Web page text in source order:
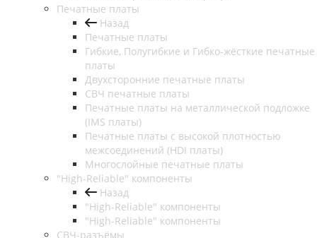
Печатные платы
Назад
Печатные платы
Гибкие, Полугибкие и Гибко-жёсткие печатные
платы
Двухсторонние печатные платы
СВЧ печатные платы
Печатные платы на металлической подложке
(IMS платы)
Печатные платы с высокой плотностью
межсоединений (HDI платы)
Многослойные печатные платы
"High-Reliable" компоненты
Назад
"High-Reliable" компоненты
"High-Reliable" компоненты
СВЧ-разъёмы